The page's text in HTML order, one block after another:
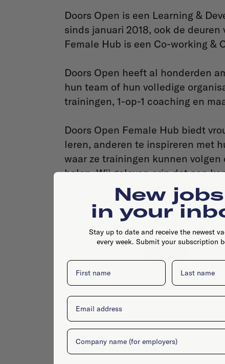
Doors Open is een Learning &
sinds januari 2018, ook de
Female Hub is een Co-working &
Doors Open heeft al honderden
hun team of hun volledige
trainingen, 1-op-1 coaching en
Doors Open Female Hub biedt
leren, anderen te inspireren met
waar ze trainingen kunnen
halen. Wij geloven erin dat een
ondernemers zorgt voor een
bundelt krachten en inspireert
New jobs
in your
Stay up to date and receive the newest
every week. Submit your subscription
First name Last name
Email
Company